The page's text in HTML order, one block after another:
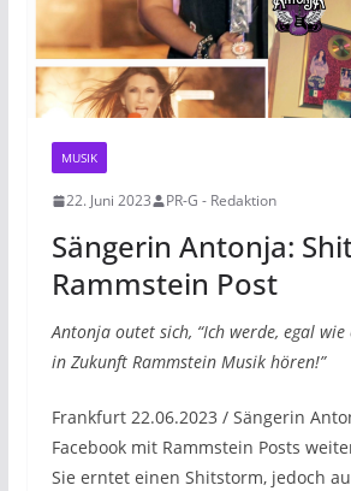
MUSIK
22. Juni 2023 PR-G - Redaktion
Sängerin Antonja:
Rammstein Post
Antonja outet sich, “Ich werde, egal wie
in Zukunft Rammstein Musik hören!”
Frankfurt 22.06.2023 / Sängerin
Facebook mit Rammstein Posts
Sie erntet einen Shitstorm, jedoch